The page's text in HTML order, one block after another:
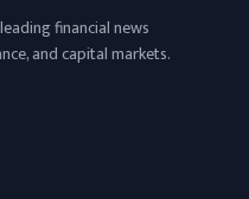
financial news
and capital markets.